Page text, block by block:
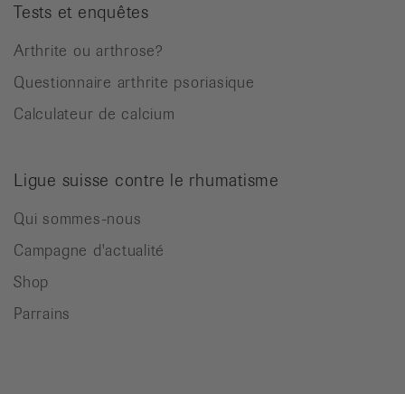
Tests et enquêtes
Arthrite ou arthrose?
Questionnaire arthrite psoriasique
Calculateur de calcium
Ligue suisse contre le rhumatisme
Qui sommes-nous
Campagne d'actualité
Shop
Parrains